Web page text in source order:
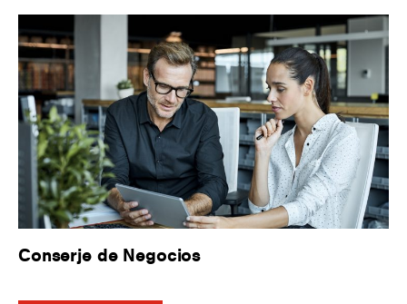
Conserje de Negocios